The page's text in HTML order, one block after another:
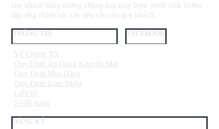
cho khách hàng những chủng loại máy bơm nước chất lượng,
đáp ứng chính xác các yêu cầu của quý khách.
THÔNG TIN
Về Chúng Tôi
Quy Định Áp Dụng Khuyến Mãi
Quy Định Mua Hàng
Quy Định Giao Nhận
Liên hệ
Sơ đồ trang
FACEBOOK
ĐĂNG KÝ